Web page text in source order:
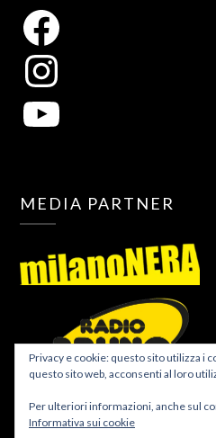
MEDIA PARTNER
Privacy e cookie: questo sito utilizza i
questo sito web, acconsenti al loro
Per ulteriori informazioni, anche sul
Informativa sui cookie